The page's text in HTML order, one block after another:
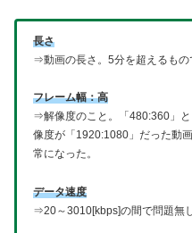
長さ
⇒動画の長さ。5分を超えるもの
フレーム幅：高
⇒解像度のこと。「480:360」
像度が「1920:1080」だった動
常になった。
データ速度
⇒20～3010[kbps]の間で問題無し